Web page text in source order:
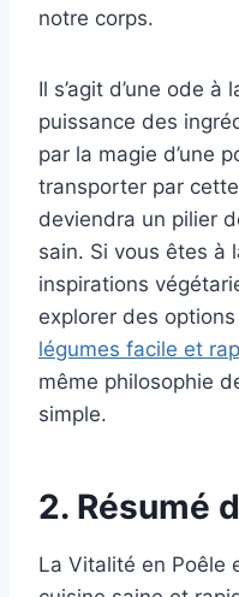
notre corps.
Il s’agit d’une ode
puissance des
par la magie d’une
transporter par
deviendra un pilier
sain. Si vous êtes à
inspirations
explorer des
légumes facile et
même philosophie
simple.
2. Résumé
La Vitalité en Poêle